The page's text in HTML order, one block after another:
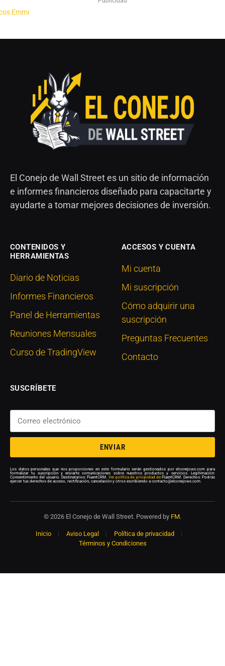
El Conejo de Wall Street es un sitio de información
e informes financieros diseñado para capacitarte y
ayudarte a tomar mejores decisiones de inversión.
CONTENIDOS Y
HERRAMIENTAS
Diario de Noticias
Informes Financieros
Panel de Herramientas
Reuniones Mensuales
Curso de TradingView
ACCESOS Y CUENTA
Mi cuenta
Mi suscripción
Cómo adquirir una
suscripción
Preguntas Frecuentes
Contacto
SUSCRÍBETE
ENVIAR
Los datos personales que nos proporciones en este formulario serán gestionados por elconejows.com para
formalizar tu suscripción y enviarte comunicaciones sobre nuestros productos y servicios. Legitimación:
Consentimiento del usuario. Destinatarios: FluentCRM. Ver política de privacidad de FluentCRM. Derechos: Podrás
ejercer tus derechos de acceso, rectificación, cancelación y otros escribiendo a contacto@elconejows.com.
© 2026 El Conejo de Wall Street. Powered by FM.
Inicio Aviso Legal
Política de privacidad
Términos y Condiciones